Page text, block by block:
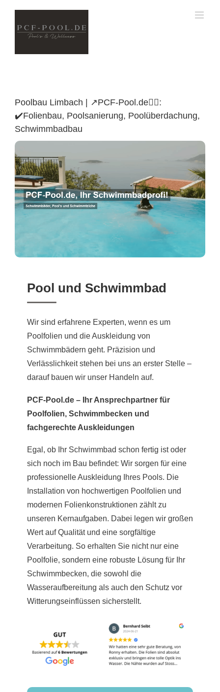
content
Poolbau Limbach | ↗️PCF-Pool.de🏊🏼:
✔️Folienbau, Poolsanierung, Poolüberdachung,
Schwimmbadbau
Poolüberdachung
Pool und Schwimmbad
Wir sind erfahrene Experten, wenn es um
Poolfolien und die Auskleidung von
Schwimmbädern geht. Präzision und
Verlässlichkeit stehen bei uns an erster Stelle –
darauf bauen wir unser Handeln auf.
PCF-Pool.de – Ihr Ansprechpartner für
Poolfolien, Schwimmbecken und
fachgerechte Auskleidungen
Egal, ob Ihr Schwimmbad schon fertig ist oder
sich noch im Bau befindet: Wir sorgen für eine
professionelle Auskleidung Ihres Pools. Die
Installation von hochwertigen Poolfolien und
modernen Folienkonstruktionen zählt zu
unseren Kernaufgaben. Dabei legen wir großen
Wert auf Qualität und eine sorgfältige
Verarbeitung. So erhalten Sie nicht nur eine
Poolfolie, sondern eine robuste Lösung für Ihr
Schwimmbecken, die sowohl die
Wasseraufbereitung als auch den Schutz vor
Witterungseinflüssen sicherstellt.